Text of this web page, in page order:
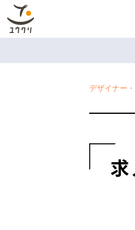
デザイナー